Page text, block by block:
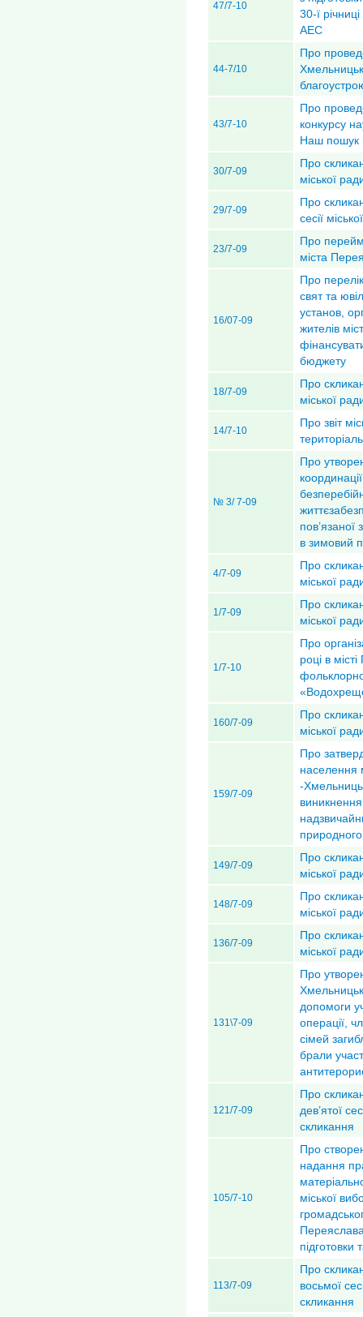
47/7-10
30-ї
АЕС
44-7/10
Про
43/7-10
Про
конкурсу
Наш пошук
30/7-09
Про
міської
29/7-09
Про
сесії
23/7-09
Про
міста
16/07-09
Про
свят та
установ,
жителів
бюджету
18/7-09
Про
міської
14/7-10
Про звіт
№ 3/ 7-09
Про
в зимовий
4/7-09
Про
міської
1/7-09
Про
міської
1/7-10
Про
році в
160/7-09
Про
міської
159/7-09
Про
населення
-
149/7-09
Про
міської
148/7-09
Про
міської
136/7-09
Про
міської
131\7-09
Про
допомоги
операції,
сімей
брали
121/7-09
Про
дев’ятої
скликання
105/7-10
Про
надання
міської
підготовки
113/7-09
Про
восьмої
скликання